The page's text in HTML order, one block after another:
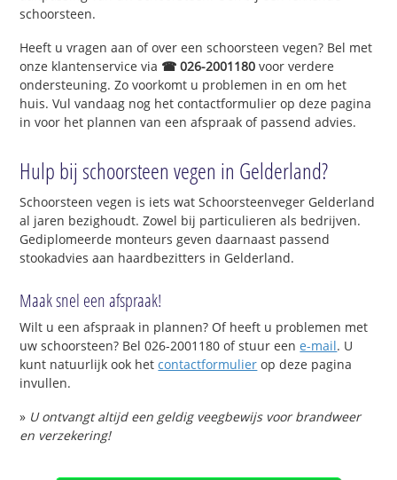
schoorsteen.
Heeft u vragen aan of over een schoorsteen vegen? Bel met
onze klantenservice via ☎ 026-2001180 voor verdere
ondersteuning. Zo voorkomt u problemen in en om het
huis. Vul vandaag nog het contactformulier op deze pagina
in voor het plannen van een afspraak of passend advies.
Hulp bij schoorsteen vegen in Gelderland?
Schoorsteen vegen is iets wat Schoorsteenveger Gelderland
al jaren bezighoudt. Zowel bij particulieren als bedrijven.
Gediplomeerde monteurs geven daarnaast passend
stookadvies aan haardbezitters in Gelderland.
Maak snel een afspraak!
Wilt u een afspraak in plannen? Of heeft u problemen met
uw schoorsteen? Bel 026-2001180 of stuur eene-mail. U
kunt natuurlijk ook hetcontactformulier op deze pagina
invullen.
» U ontvangt altijd een geldig veegbewijs voor brandweer
en verzekering!